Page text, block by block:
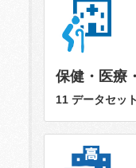
保健・医療
11 データセット